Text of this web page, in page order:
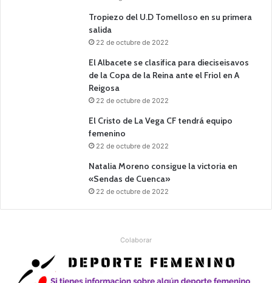
Tropiezo del U.D Tomelloso en su primera
salida
22 de octubre de 2022
El Albacete se clasifica para dieciseisavos
de la Copa de la Reina ante el Friol en A
Reigosa
22 de octubre de 2022
El Cristo de La Vega CF tendrá equipo
femenino
22 de octubre de 2022
Natalia Moreno consigue la victoria en
«Sendas de Cuenca»
22 de octubre de 2022
Colaborar